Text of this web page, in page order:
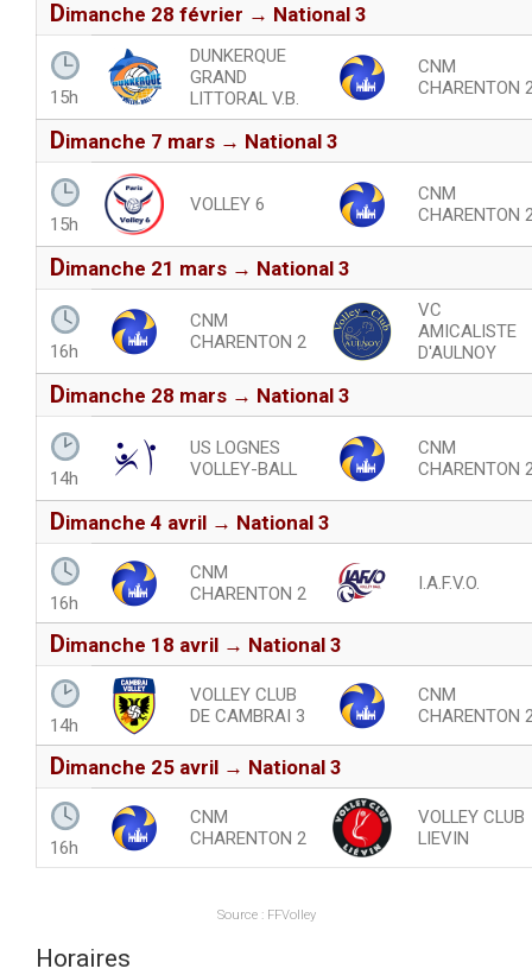
dimanche 28 février → National 3
15h
DUNKERQUE
GRAND
LITTORAL V.B.
CNM
CHARENTON
dimanche 7 mars → National 3
15h
VOLLEY 6
CNM
CHARENTON
dimanche 21 mars → National 3
16h
CNM
CHARENTON 2
VC
AMICALISTE
D'AULNOY
dimanche 28 mars → National 3
14h
US LOGNES
VOLLEY-BALL
CNM
CHARENTON
dimanche 4 avril → National 3
16h
CNM
CHARENTON 2
I.A.F.V.O.
dimanche 18 avril → National 3
14h
VOLLEY CLUB
DE CAMBRAI 3
CNM
CHARENTON
dimanche 25 avril → National 3
16h
CNM
CHARENTON 2
VOLLEY CLUB
LIEVIN
Source : FFVolley
Horaires